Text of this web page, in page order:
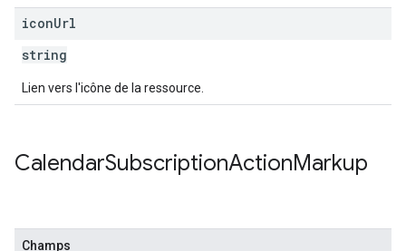
iconUrl
string
Lien vers l'icône de la ressource.
CalendarSubscriptionActionMarkup
Champs